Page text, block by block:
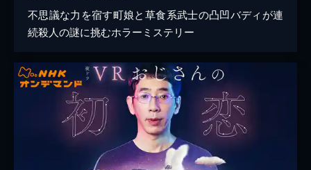
不思議な力を宿す町娘と草食系武士の凸凹バディが連
続殺人の謎に挑むホラーミステリー